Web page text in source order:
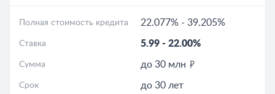
Полная стоимость кредита 22.077% - 39.205%
Ставка 5.99 - 22.00%
Сумма до 30 млн
Срок до 30 лет